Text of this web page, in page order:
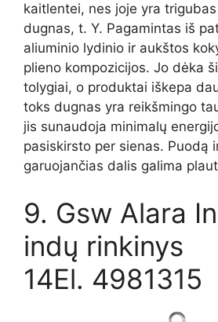
kaitlentei, nes joje yra
dugnas, t. Y. Pagamintas iš
aliuminio lydinio ir aukštos
plieno kompozicijos. Jo dėka
tolygiai, o produktai iškepa
toks dugnas yra reikšmingo
jis sunaudoja minimalų
pasiskirsto per sienas. Puodą
garuojančias dalis galima
9. Gsw Alara
indų rinkinys
14El. 4981315